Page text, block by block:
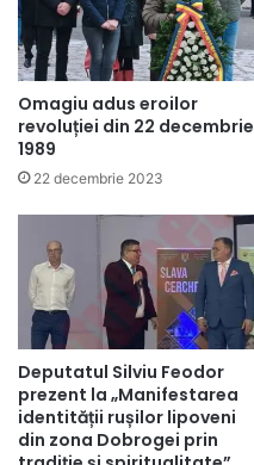
Omagiu adus eroilor
revoluției din 22 decembrie
1989
22 decembrie 2023
Deputatul Silviu Feodor
prezent la „Manifestarea
identității rușilor lipoveni
din zona Dobrogei prin